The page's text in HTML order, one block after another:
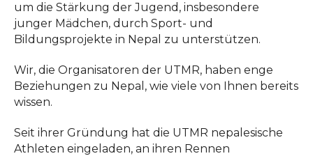
um die Stärkung der Jugend, insbesondere
junger Mädchen, durch Sport- und
Bildungsprojekte in Nepal zu unterstützen.
Wir, die Organisatoren der UTMR, haben enge
Beziehungen zu Nepal, wie viele von Ihnen bereits
wissen.
Seit ihrer Gründung hat die UTMR nepalesische
Athleten eingeladen, an ihren Rennen